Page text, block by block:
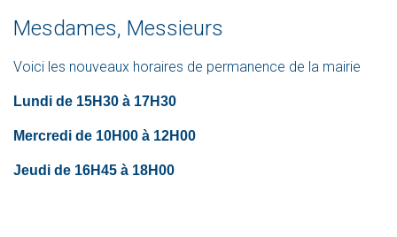
Mesdames, Messieurs
Voici les nouveaux horaires de permanence de la mairie
Lundi de 15H30 à 17H30
Mercredi de 10H00 à 12H00
Jeudi de 16H45 à 18H00